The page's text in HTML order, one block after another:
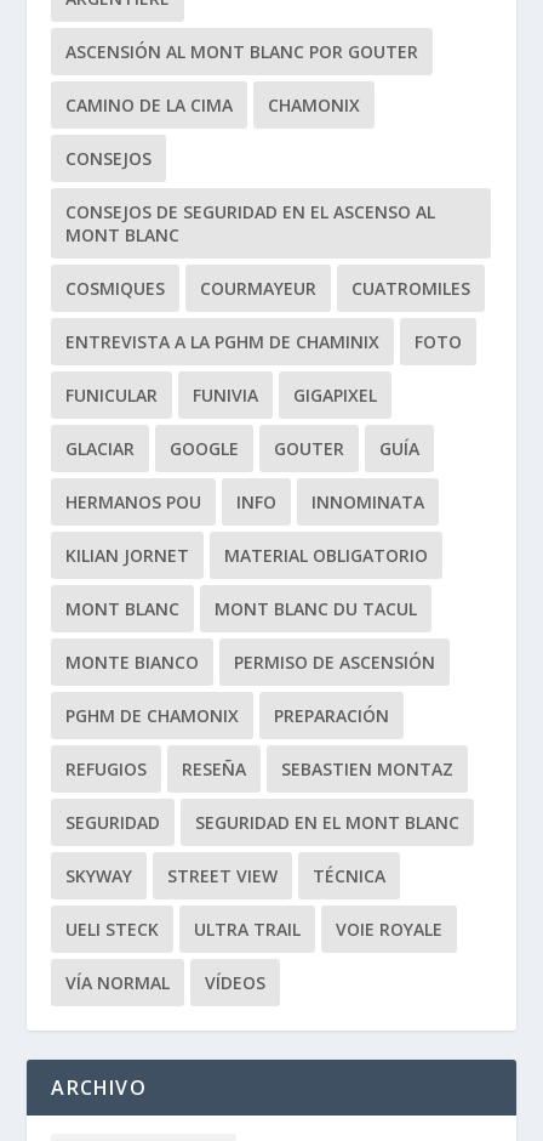
ASCENSIÓN AL MONT BLANC POR GOUTER
CAMINO DE LA CIMA CHAMONIX
CONSEJOS
CONSEJOS DE SEGURIDAD EN EL ASCENSO AL
MONT BLANC
COSMIQUES COURMAYEUR CUATROMILES
ENTREVISTA A LA PGHM DE CHAMINIX FOTO
FUNICULAR FUNIVIA GIGAPIXEL
GLACIAR GOOGLE GOUTER GUÍA
HERMANOS POU INFO INNOMINATA
KILIAN JORNET MATERIAL OBLIGATORIO
MONT BLANC MONT BLANC DU TACUL
MONTE BIANCO PERMISO DE ASCENSIÓN
PGHM DE CHAMONIX PREPARACIÓN
REFUGIOS RESEÑA SEBASTIEN MONTAZ
SEGURIDAD SEGURIDAD EN EL MONT BLANC
SKYWAY STREET VIEW TÉCNICA
UELI STECK ULTRA TRAIL VOIE ROYALE
VÍA NORMAL VÍDEOS
ARCHIVO